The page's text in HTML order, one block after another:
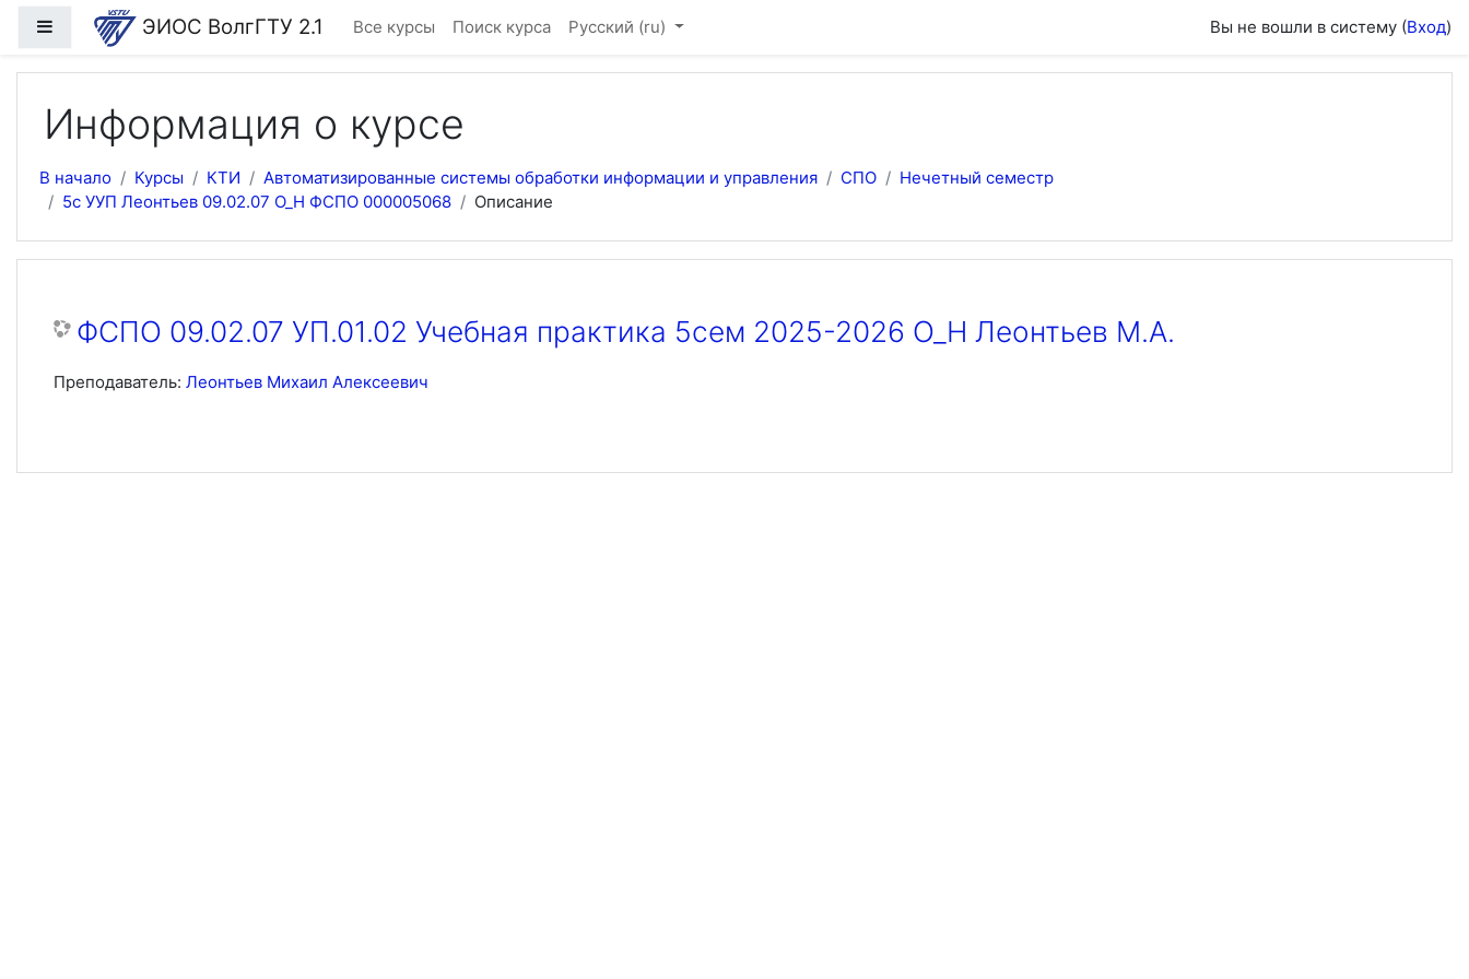
Перейти к основному содержанию
Боковая панельЭИОС ВолгГТУ 2.1 Все курсы Поиск курса Русский ‎(ru)‎ Вы не вошли в систему (Вход)
Информация о курсе
В начало Курсы КТИ Автоматизированные системы обработки информации и управления СПО
Нечетный семестр
5с УУП Леонтьев 09.02.07 О_Н ФСПО 000005068
Описание
ФСПО 09.02.07 УП.01.02 Учебная практика 5сем 2025-2026 О_Н Леонтьев М.А.
Преподаватель: Леонтьев Михаил Алексеевич